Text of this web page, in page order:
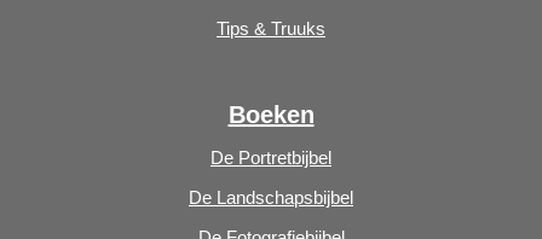
Tips & Truuks
Boeken
De Portretbijbel
De Landschapsbijbel